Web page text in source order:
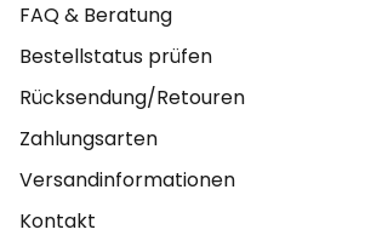
FAQ & Beratung
Bestellstatus prüfen
Rücksendung/Retouren
Zahlungsarten
Versandinformationen
Kontakt